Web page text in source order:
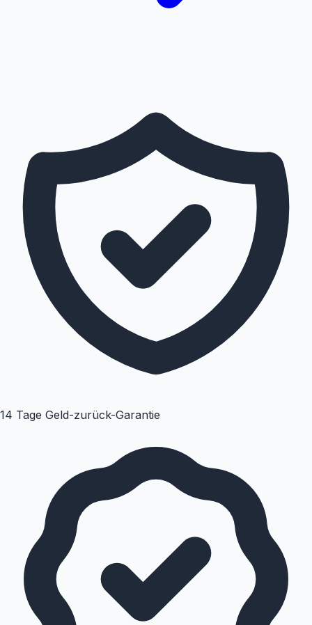
14 Tage Geld-zurück-Garantie